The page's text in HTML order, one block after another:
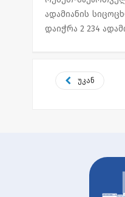
ადამიანის
დაიჭრა 2 234
უკან